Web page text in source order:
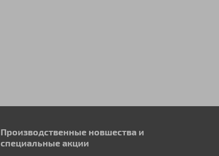
Производственные новшества и
специальные акции